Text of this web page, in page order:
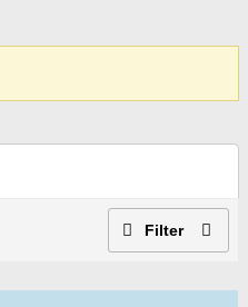
Filter